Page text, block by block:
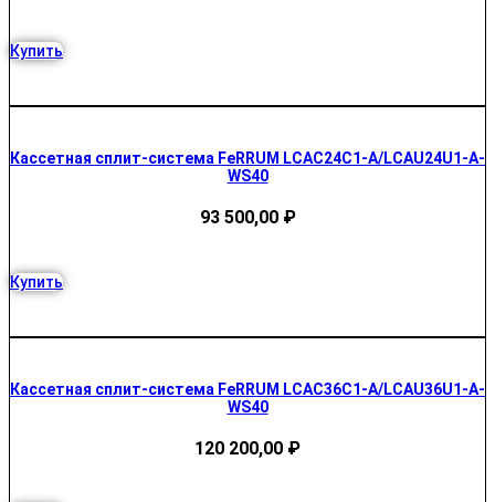
Купить
Кассетная сплит-система FeRRUM LCAC24C1-A/LCAU24U1-A-
WS40
93 500,00 ₽
Купить
Кассетная сплит-система FeRRUM LCAC36C1-A/LCAU36U1-A-
WS40
120 200,00 ₽